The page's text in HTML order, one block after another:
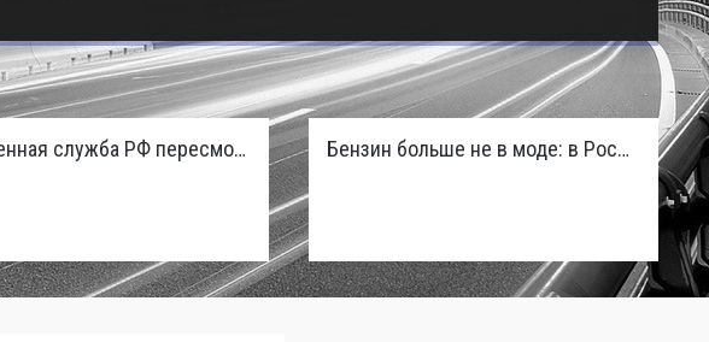
Таможенная служба РФ пересмотрела правила ввоза машин из ЕАЭС и начисляет пени покупателям Бензин больше не в моде: в России зафиксирован взрывной отказ от двигателей внутреннего сгорания